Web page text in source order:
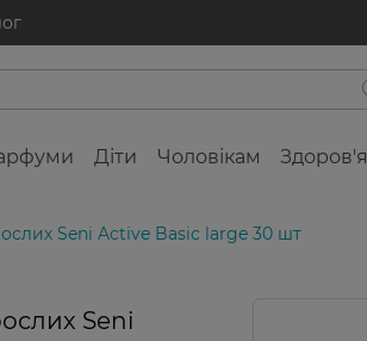
Діти Чоловікам Здоров'я
Seni Active Basic large 30 шт
Seni